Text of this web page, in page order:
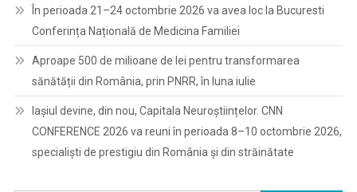
În perioada 21–24 octombrie 2026 va avea loc la Bucuresti
Conferința Națională de Medicina Familiei
Aproape 500 de milioane de lei pentru transformarea
sănătății din România, prin PNRR, în luna iulie
Iașiul devine, din nou, Capitala Neuroștiințelor. CNN
CONFERENCE 2026 va reuni în perioada 8–10 octombrie 2026,
specialiști de prestigiu din România și din străinătate